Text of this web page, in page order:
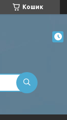
Кошик